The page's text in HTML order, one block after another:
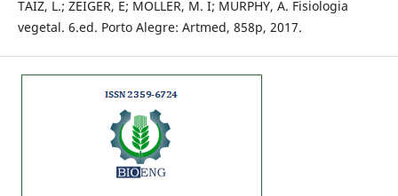
TAIZ, L.; ZEIGER, E; MOLLER, M. I; MURPHY, A. Fisiologia
vegetal. 6.ed. Porto Alegre: Artmed, 858p, 2017.